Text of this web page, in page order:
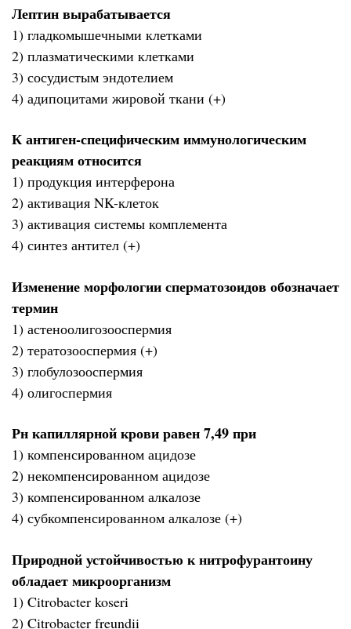
Лептин вырабатывается
1) гладкомышечными клетками
2) плазматическими клетками
3) сосудистым эндотелием
4) адипоцитами жировой ткани (+)
К антиген-специфическим иммунологическим
реакциям относится
1) продукция интерферона
2) активация NK-клеток
3) активация системы комплемента
4) синтез антител (+)
Изменение морфологии сперматозоидов обозначает
термин
1) астеноолигозооспермия
2) тератозооспермия (+)
3) глобулозооспермия
4) олигоспермия
Рн капиллярной крови равен 7,49 при
1) компенсированном ацидозе
2) некомпенсированном ацидозе
3) компенсированном алкалозе
4) субкомпенсированном алкалозе (+)
Природной устойчивостью к нитрофурантоину
обладает микроорганизм
1) Citrobacter koseri
2) Citrobacter freundii